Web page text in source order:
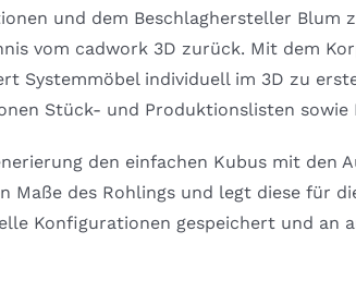
und dem Beschlaghersteller Blum
vom cadwork 3D zurück. Mit dem
Systemmöbel individuell im 3D zu
Stück- und Produktionslisten sowie
den einfachen Kubus mit den
Maße des Rohlings und legt diese für
Konfigurationen gespeichert und an